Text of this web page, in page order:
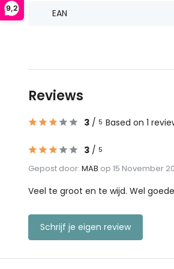
9,2 EAN
Reviews
3 / 5 Based on 1
3 / 5
Gepost door: MAB op 15 November
Veel te groot en te wijd. Wel
Schrijf je eigen review